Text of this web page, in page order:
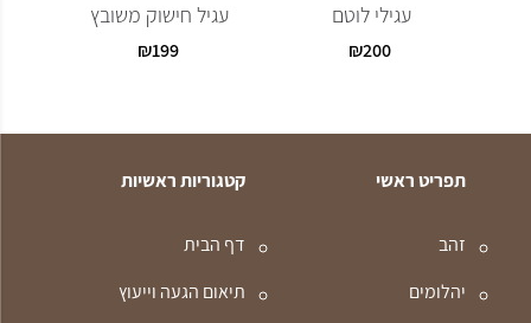
עגילי לוטם
200
₪
עגיל חישוק משובץ
199
₪
תפריט ראשי
זהב
יהלומים
קטגוריות ראשיות
דף הבית
תיאום הגעה וייעוץ